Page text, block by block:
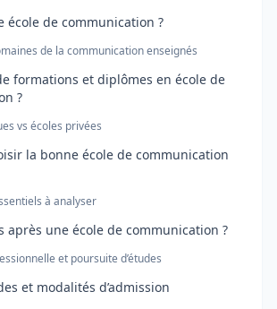
école de communication ?
de la communication enseignés
formations et diplômes en école de
?
vs écoles privées
la bonne école de communication
à analyser
après une école de communication ?
et poursuite d’études
et modalités d’admission